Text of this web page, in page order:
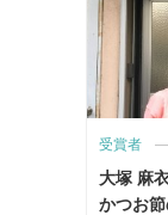
受賞者 —
大塚 麻
かつお